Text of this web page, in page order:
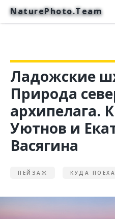
NaturePhoto.Team
NaturePhoto.Team
Ладожские
Природа
архипелага.
Уютнов и
Васягина
ПЕЙЗАЖ КУДА